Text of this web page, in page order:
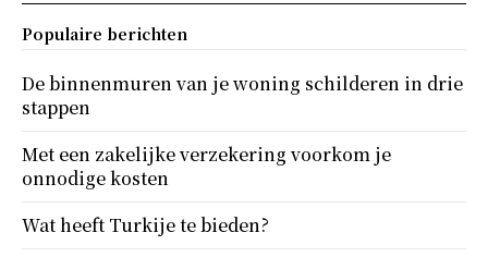
Populaire berichten
De binnenmuren van je woning schilderen in drie
stappen
Met een zakelijke verzekering voorkom je
onnodige kosten
Wat heeft Turkije te bieden?